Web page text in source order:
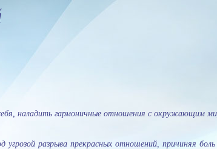
наладить гармоничные отношения с окружающим
разрыва прекрасных отношений, причиняя